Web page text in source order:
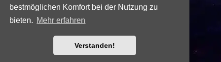
bestmöglichen Komfort bei der Nutzung zu
bieten. Mehr erfahren
Verstanden!
Powered byphpBB ® Forum Software © phpBB Limited
Datenschutz